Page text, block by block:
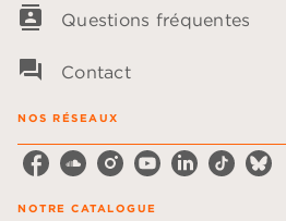
contacts Questions fréquentes
question_answer Contact
NOS RÉSEAUX
NOTRE CATALOGUE